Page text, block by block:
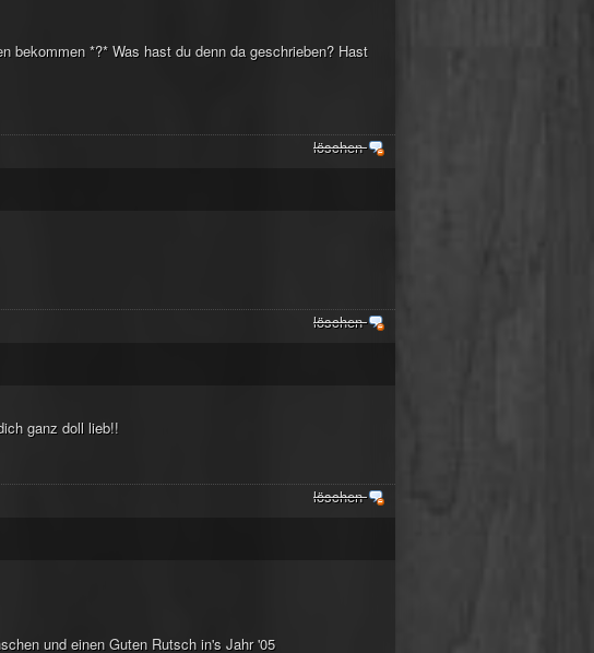
bekommen *?* Was hast du denn da geschrieben? Hast
löschen
löschen
ganz doll lieb!!
löschen
und einen Guten Rutsch in's Jahr '05